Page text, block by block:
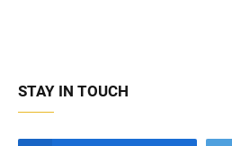
STAY IN TOUCH